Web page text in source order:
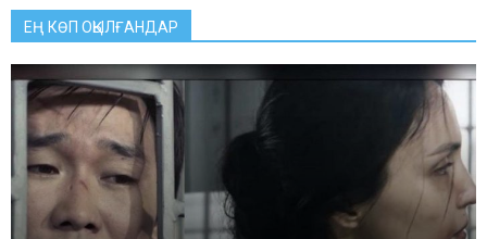
ЕҢ КӨП ОҚЫЛҒАНДАР